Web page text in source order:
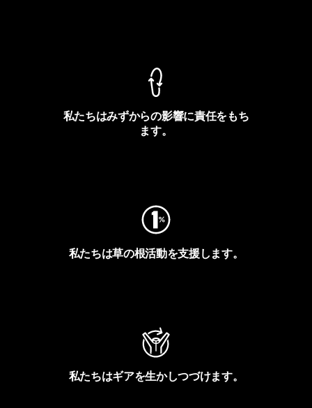
私たちはみずからの影響に責任をもち
ます。
私たちは草の根活動を支援します。
私たちはギアを生かしつづけます。